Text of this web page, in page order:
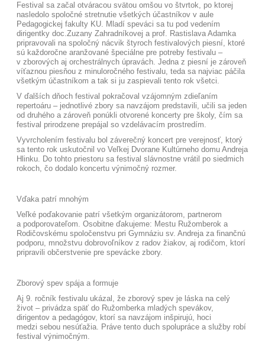
Festival sa začal otváracou svätou omšou vo štvrtok, po ktorej
nasledolo spoločné stretnutie všetkých účastníkov v aule
Pedagogickej fakulty KU. Mladí speváci sa tu pod vedením
dirigentky doc.Zuzany Zahradníkovej a prof. Rastislava Adamka
pripravovali na spoločný nácvik štyroch festivalových piesní, ktoré
sú každoročne aranžované špeciálne pre potreby festivalu –
v zborových aj orchestrálnych úpravách. Jedna z piesní je zároveň
víťaznou piesňou z minuloročného festivalu, teda sa najviac páčila
všetkým účastníkom a tak si ju zaspievali tento rok všetci.
V ďalších dňoch festival pokračoval vzájomným zdieľaním
repertoáru – jednotlivé zbory sa navzájom predstavili, učili sa jeden
od druhého a zároveň ponúkli otvorené koncerty pre školy, čím sa
festival prirodzene prepájal so vzdelávacím prostredím.
Vyvrcholením festivalu bol záverečný koncert pre verejnosť, ktorý
sa tento rok uskutočnil vo Veľkej Dvorane Kultúrneho domu Andreja
Hlinku. Do tohto priestoru sa festival slávnostne vrátil po siedmich
rokoch, čo dodalo koncertu výnimočný rozmer.
Vďaka patrí mnohým
Veľké poďakovanie patrí všetkým organizátorom, partnerom
a podporovateľom. Osobitne ďakujeme: Mestu Ružomberok a
Rodičovskému spoločenstvu pri Gymnáziu sv. Andreja za finančnú
podporu, množstvu dobrovoľníkov z radov žiakov, aj rodičom, ktorí
pripravili občerstvenie pre spevácke zbory.
Zborový spev spája a formuje
Aj 9. ročník festivalu ukázal, že zborový spev je láska na celý
život – privádza späť do Ružomberka mladých spevákov,
dirigentov a pedagógov, ktorí sa navzájom inšpirujú, hoci
medzi sebou nesúťažia. Práve tento duch spolupráce a služby robí
festival výnimočným.